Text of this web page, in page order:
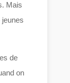
Mais
jeunes
de
on